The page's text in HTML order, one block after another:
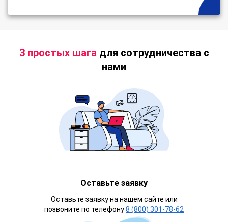
3 простых шагадля сотрудничества с
нами
Оставьте заявку
Оставьте заявку на нашем сайте или
позвоните по телефону8 (800) 301-78-62